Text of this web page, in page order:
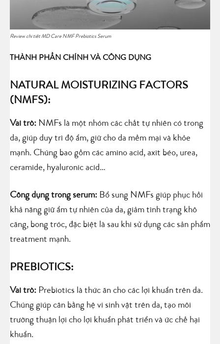
Review chi tiết MD Care NMF Prebiotics Serum
THÀNH PHẦN CHÍNH VÀ CÔNG DỤNG
NATURAL MOISTURIZING FACTORS
(NMFS):
Vai trò: NMFs là một nhóm các chất tự nhiên có trong
da, giúp duy trì độ ẩm, giữ cho da mềm mại và khỏe
mạnh. Chúng bao gồm các amino acid, axit béo, urea,
ceramide, hyaluronic acid…
Công dụng trong serum: Bổ sung NMFs giúp phục hồi
khả năng giữ ẩm tự nhiên của da, giảm tình trạng khô
căng, bong tróc, đặc biệt là sau khi sử dụng các sản phẩm
treatment mạnh.
PREBIOTICS:
Vai trò: Prebiotics là thức ăn cho các lợi khuẩn trên da.
Chúng giúp cân bằng hệ vi sinh vật trên da, tạo môi
trường thuận lợi cho lợi khuẩn phát triển và ức chế hại
khuẩn.